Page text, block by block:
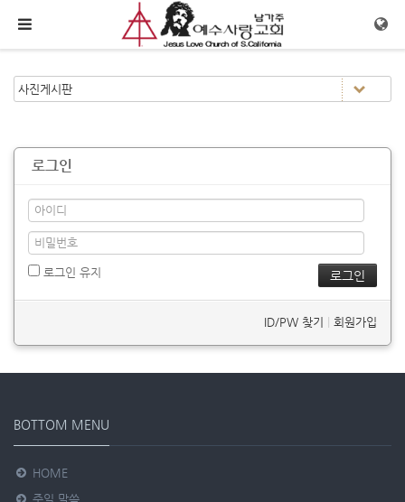
메뉴 건너뛰기
로그인
로그인 유지
ID/PW 찾기 회원가입
BOTTOM MENU
HOME
주일 말씀